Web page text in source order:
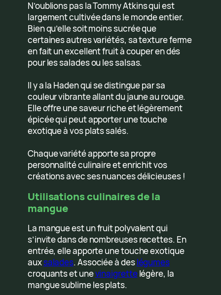
N’oublions pas la Tommy Atkins qui est
largement cultivée dans le monde entier.
Bien qu’elle soit moins sucrée que
certaines autres variétés, sa texture ferme
en fait un excellent fruit à couper en dés
pour les salades ou les salsas.
Il y a la Haden qui se distingue par sa
couleur vibrante allant du jaune au rouge.
Elle offre une saveur riche et légèrement
épicée qui peut apporter une touche
exotique à vos plats salés.
Chaque variété apporte sa propre
personnalité culinaire et enrichit vos
créations avec ses nuances délicieuses !
Utilisations culinaires de la
mangue
La mangue est un fruit polyvalent qui
s’invite dans de nombreuses recettes. En
entrée, elle apporte une touche exotique
auxsalades. Associée à deslégumes
croquants et unevinaigrettelégère, la
mangue sublime les plats.